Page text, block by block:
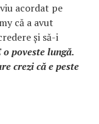
acordat pe
că a avut
și să-i
o poveste lungă.
crezi că e peste